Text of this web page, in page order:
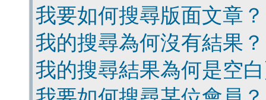
我要如何搜尋版面文章？
我的搜尋為何沒有結果？
我的搜尋結果為何是空